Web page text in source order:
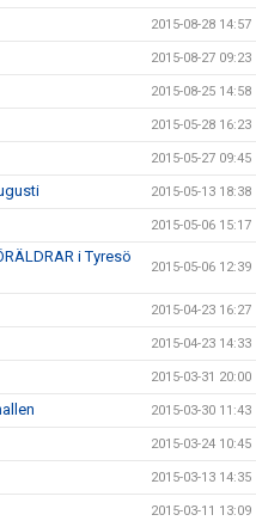
2015-08-28 14:57
2015-08-27 09:23
2015-08-25 14:58
2015-05-28 16:23
2015-05-27 09:45
2015-05-13 18:38
2015-05-06 15:17
i Tyresö
2015-05-06 12:39
2015-04-23 16:27
2015-04-23 14:33
2015-03-31 20:00
2015-03-30 11:43
2015-03-24 10:45
2015-03-13 14:35
2015-03-11 13:09